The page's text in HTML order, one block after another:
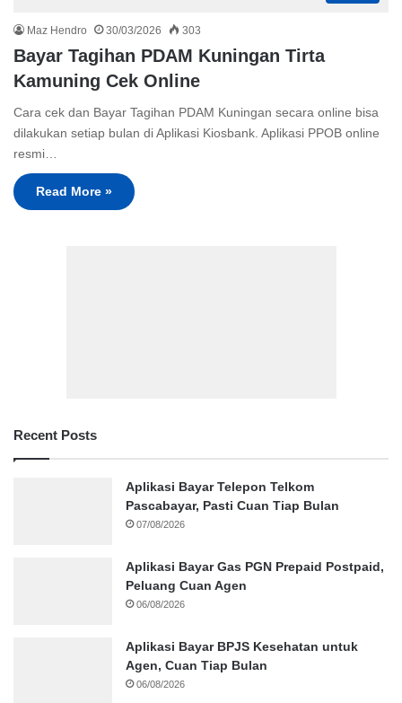
Maz Hendro 30/03/2026 303
Bayar Tagihan PDAM Kuningan Tirta
Kamuning Cek Online
Cara cek dan Bayar Tagihan PDAM Kuningan secara online bisa
dilakukan setiap bulan di Aplikasi Kiosbank. Aplikasi PPOB online
resmi…
Read More »
Recent Posts
Aplikasi Bayar Telepon Telkom
Pascabayar, Pasti Cuan Tiap Bulan
07/08/2026
Aplikasi Bayar Gas PGN Prepaid Postpaid,
Peluang Cuan Agen
06/08/2026
Aplikasi Bayar BPJS Kesehatan untuk
Agen, Cuan Tiap Bulan
06/08/2026